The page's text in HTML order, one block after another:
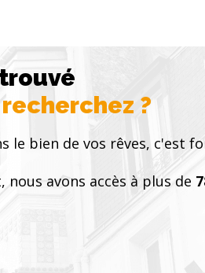
?
le bien de vos rêves, c'est
avons accès à plus de